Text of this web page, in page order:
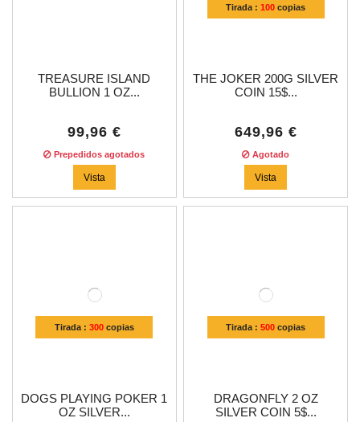
TREASURE ISLAND
BULLION 1 OZ...
99,96 €
Prepedidos agotados
Vista
Tirada :100 copias
THE JOKER 200G SILVER
COIN 15$...
649,96 €
Agotado
Vista
Tirada : 300copias
DOGS PLAYING POKER 1
OZ SILVER...
Tirada :500 copias
DRAGONFLY 2 OZ
SILVER COIN 5$...